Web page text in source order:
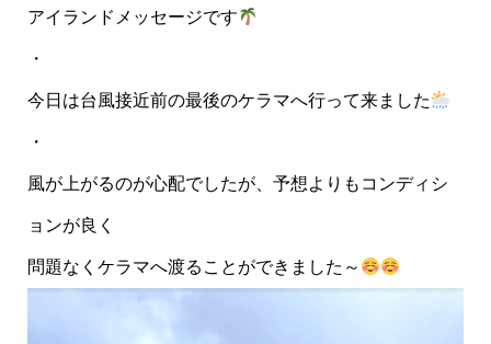
アイランドメッセージです
・
今日は台風接近前の最後のケラマへ行って来ました
・
風が上がるのが心配でしたが、予想よりもコンディシ
ョンが良く
問題なくケラマへ渡ることができました～